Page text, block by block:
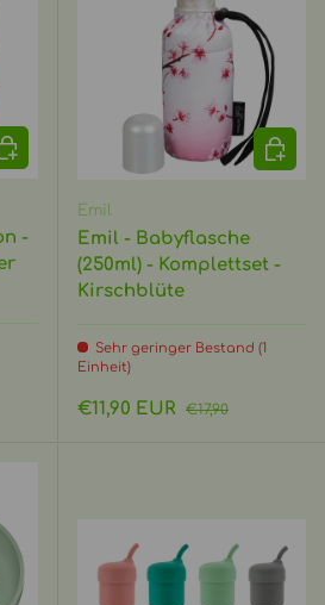
-
AUSWÄHLEN
Emil
Emil - Babyflasche
(250ml) - Komplettset -
Kirschblüte
Sehr geringer Bestand (1
Einheit)
Verkaufspreis
€11,90 EUR Normaler Preis
€17,90
IN DEN